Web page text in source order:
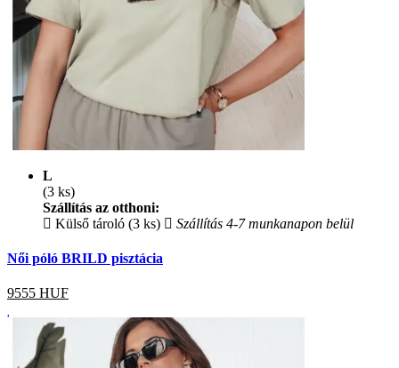
L
(3 ks)
Szállítás az otthoni:
Külső tároló (3 ks)
Szállítás 4-7 munkanapon belül
Női póló BRILD pisztácia
9555 HUF